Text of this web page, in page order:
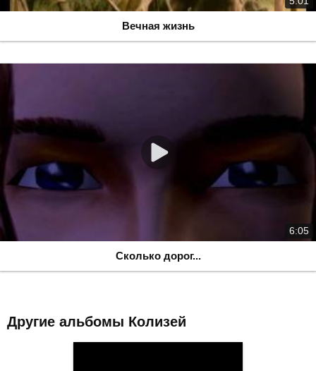
Вечная жизнь
6:05
Сколько дорог...
Другие альбомы Колизей